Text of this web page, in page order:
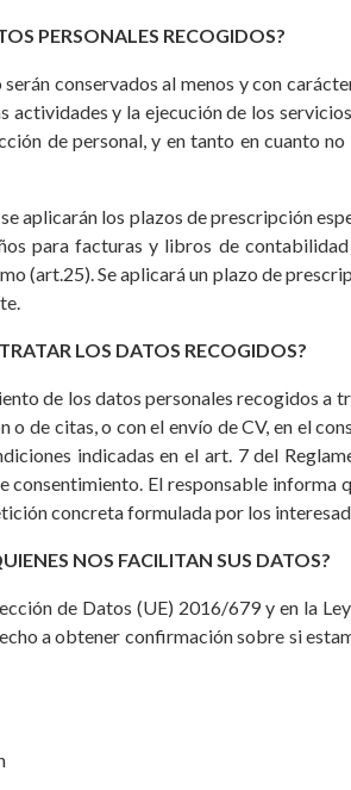
PERSONALES RECOGIDOS?
conservados al menos y con
actividades y la ejecución de los
de personal, y en tanto en cuanto
aplicarán los plazos de prescripción
para facturas y libros de
(art.25). Se aplicará un plazo de
LOS DATOS RECOGIDOS?
de los datos personales recogidos a
de citas, o con el envío de CV, en el
indicadas en el art. 7 del
consentimiento. El responsable
concreta formulada por los
NOS FACILITAN SUS DATOS?
de Datos (UE) 2016/679 y en la
a obtener confirmación sobre si